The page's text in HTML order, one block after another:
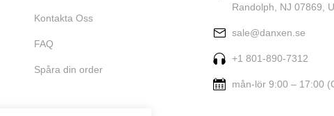
Kontakta Oss
FAQ
Spåra din order
Randolph, NJ 07869,
sale@danxen.se
+1 801-890-7312
mån-lör 9:00 – 17:00